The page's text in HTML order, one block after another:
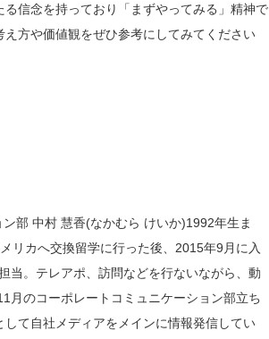
信念を持っており「まずやってみる」精神で
方や価値観をぜひ参考にしてみてください
部 中村 慧香(なかむら けいか)1992年生ま
リカへ交換留学に行った後、2015年9月に入
当。テレアポ、訪問などを行ないながら、動
月のコーポレートコミュニケーション部立ち
して自社メディアをメインに情報発信してい